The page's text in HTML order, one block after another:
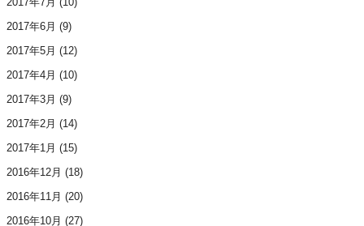
2017年6月 (9)
2017年5月 (12)
2017年4月 (10)
2017年3月 (9)
2017年2月 (14)
2017年1月 (15)
2016年12月 (18)
2016年11月 (20)
2016年10月 (27)